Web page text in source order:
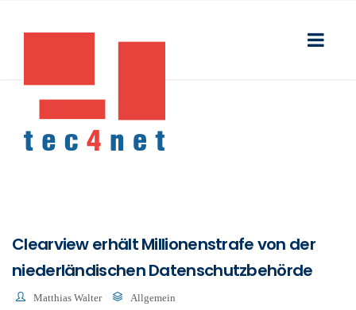
Clearview erhält Millionenstrafe von der
niederländischen Datenschutzbehörde
Matthias Walter Allgemein